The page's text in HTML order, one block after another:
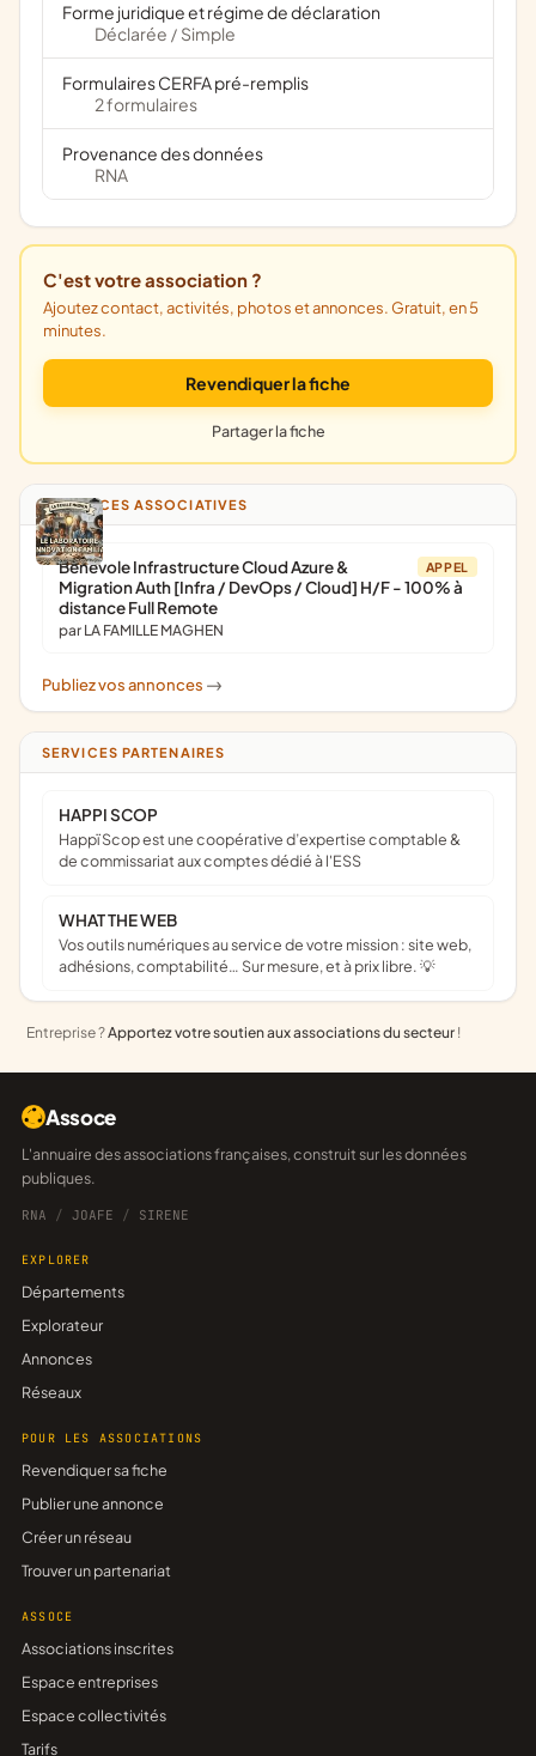
Forme juridique et régime de déclaration
Déclarée / Simple
Formulaires CERFA pré-remplis
2 formulaires
Provenance des données
RNA
C'est votre association ?
Ajoutez contact, activités, photos et annonces. Gratuit, en 5
minutes.
Revendiquer la fiche
Partager la fiche
ANNONCES ASSOCIATIVES
APPEL
Bénévole Infrastructure Cloud Azure &
Migration Auth [Infra / DevOps / Cloud] H/F - 100% à
distance Full Remote
par LA FAMILLE MAGHEN
Publiez vos annonces ->
SERVICES PARTENAIRES
HAPPI SCOP
Happï Scop est une coopérative d’expertise comptable &
de commissariat aux comptes dédié à l'ESS
WHAT THE WEB
Vos outils numériques au service de votre mission : site web,
adhésions, comptabilité… Sur mesure, et à prix libre. 💡
Entreprise ?Apportez votre soutien aux associations du secteur !
Assoce
L'annuaire des associations françaises, construit sur les données
publiques.
RNA / JOAFE / SIRENE
EXPLORER
Départements
Explorateur
Annonces
Réseaux
POUR LES ASSOCIATIONS
Revendiquer sa fiche
Publier une annonce
Créer un réseau
Trouver un partenariat
ASSOCE
Associations inscrites
Espace entreprises
Espace collectivités
Tarifs